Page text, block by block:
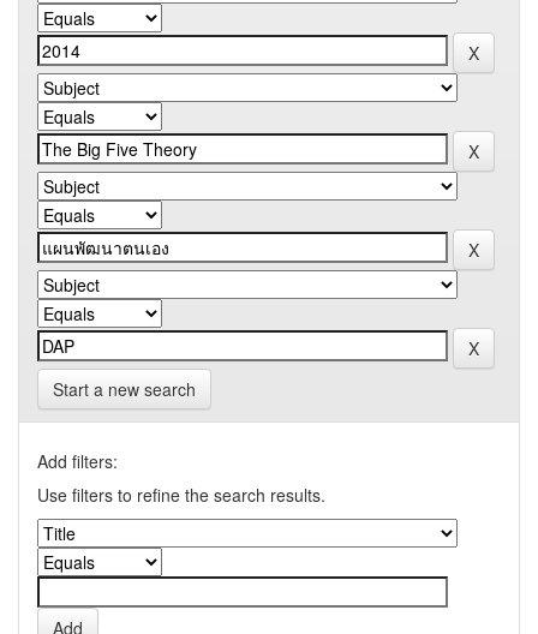
Start a new search
Add filters:
Use filters to refine the search results.